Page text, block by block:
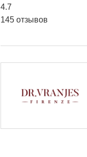
4.7
145 отзывов